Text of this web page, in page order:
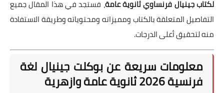
لكتاب جينيال فرنساوي ثانوية عامة، فستجد في هذا المقال جميع
التفاصيل المتعلقة بالكتاب ومميزاته ومحتوياته وطريقة الاستفادة
منه لتحقيق أعلى الدرجات.
معلومات سريعة عن بوكلت جينيال لغة
فرنسية 2026 ثانوية عامة وازهرية